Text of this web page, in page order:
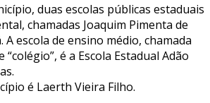
duas escolas públicas estaduais
chamadas Joaquim Pimenta de
A escola de ensino médio, chamada
é a Escola Estadual Adão
é Laerth Vieira Filho.